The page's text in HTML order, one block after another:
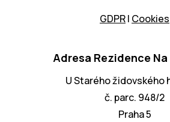
GDPRI Cookies
Adresa Rezidence
U Starého židovského
č. parc. 948/2
Praha 5